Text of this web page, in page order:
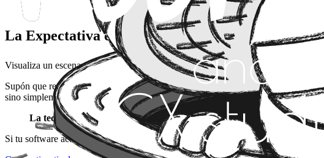
La Expectativa con Room 714
Visualiza un escenario donde la tecnología deja de ser el "freno de mano" de tus
Supón que rediseñamos tu arquitectura para que sea
elástica y modular
.
sino simplemente desplegar nuevos módulos. Una base técnica donde la
La tecnología no debería ser algo de lo que preocuparse, sino algo en
Si tu software actual te obliga a mirar al suelo para no tropezar, es hora de